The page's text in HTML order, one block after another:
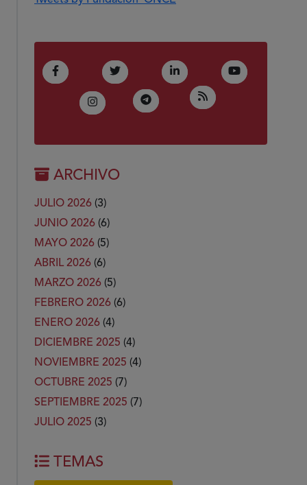
Facebook
(Abre en nueva ventana)
Twitter
(Abre en nueva ventana)
LinkedIn
(Abre en nueva ventana)
Youtube
(Abre en
Instagram
(Abre en nueva ventana)
Telegram
(Abre en nueva ventana)
RSS
(Abre en nueva
ARCHIVO
JULIO 2026 (3)
JUNIO 2026 (6)
MAYO 2026 (5)
ABRIL 2026 (6)
MARZO 2026 (5)
FEBRERO 2026 (6)
ENERO 2026 (4)
DICIEMBRE 2025 (4)
NOVIEMBRE 2025 (4)
OCTUBRE 2025 (7)
SEPTIEMBRE 2025 (7)
JULIO 2025 (3)
TEMAS